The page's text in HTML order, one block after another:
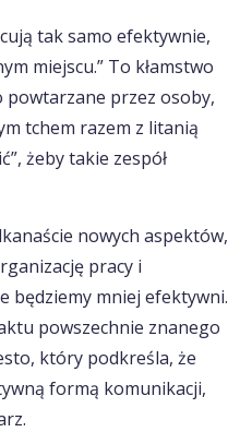
tak samo efektywnie,
miejscu.” To kłamstwo
przez osoby,
tchem razem z litanią
żeby takie zespół
nowych aspektów,
pracy i
będziemy mniej efektywni.
powszechnie znanego
który podkreśla, że
formą komunikacji,